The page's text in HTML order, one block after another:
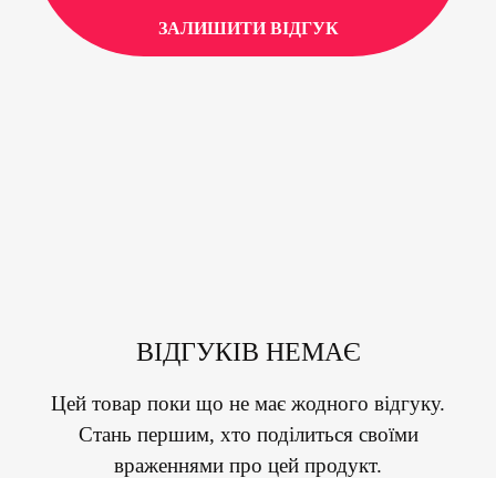
ЗАЛИШИТИ ВІДГУК
ВІДГУКІВ НЕМАЄ
Цей товар поки що не має жодного відгуку.
Стань першим, хто поділиться своїми
враженнями про цей продукт.